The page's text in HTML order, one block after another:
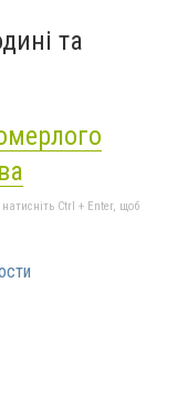
та
Ctrl + Enter, щоб